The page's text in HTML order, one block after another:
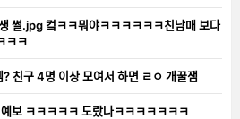
썰.jpg 컼ㅋㅋ뭐야ㅋㅋㅋㅋㅋㅋ친남매 보다
ㅋㅋㅋ
친구 4명 이상 모여서 하면 ㄹㅇ 개꿀잼
일기예보 ㅋㅋㅋㅋㅋ 도랐나ㅋㅋㅋㅋㅋㅋㅋ